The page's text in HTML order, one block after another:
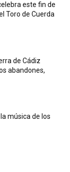
este fin de
Toro de Cuerda
de Cádiz
abandones,
música de los